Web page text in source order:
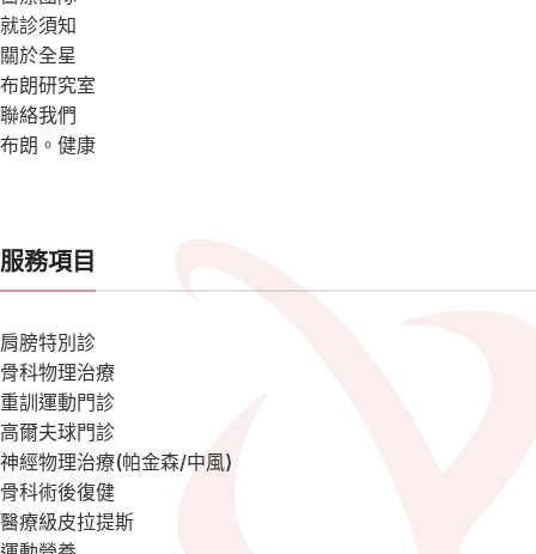
就診須知
關於全星
布朗研究室
聯絡我們
布朗。健康
服務項目
肩膀特別診
骨科物理治療
重訓運動門診
高爾夫球門診
神經物理治療(帕金森/中風)
骨科術後復健
醫療級皮拉提斯